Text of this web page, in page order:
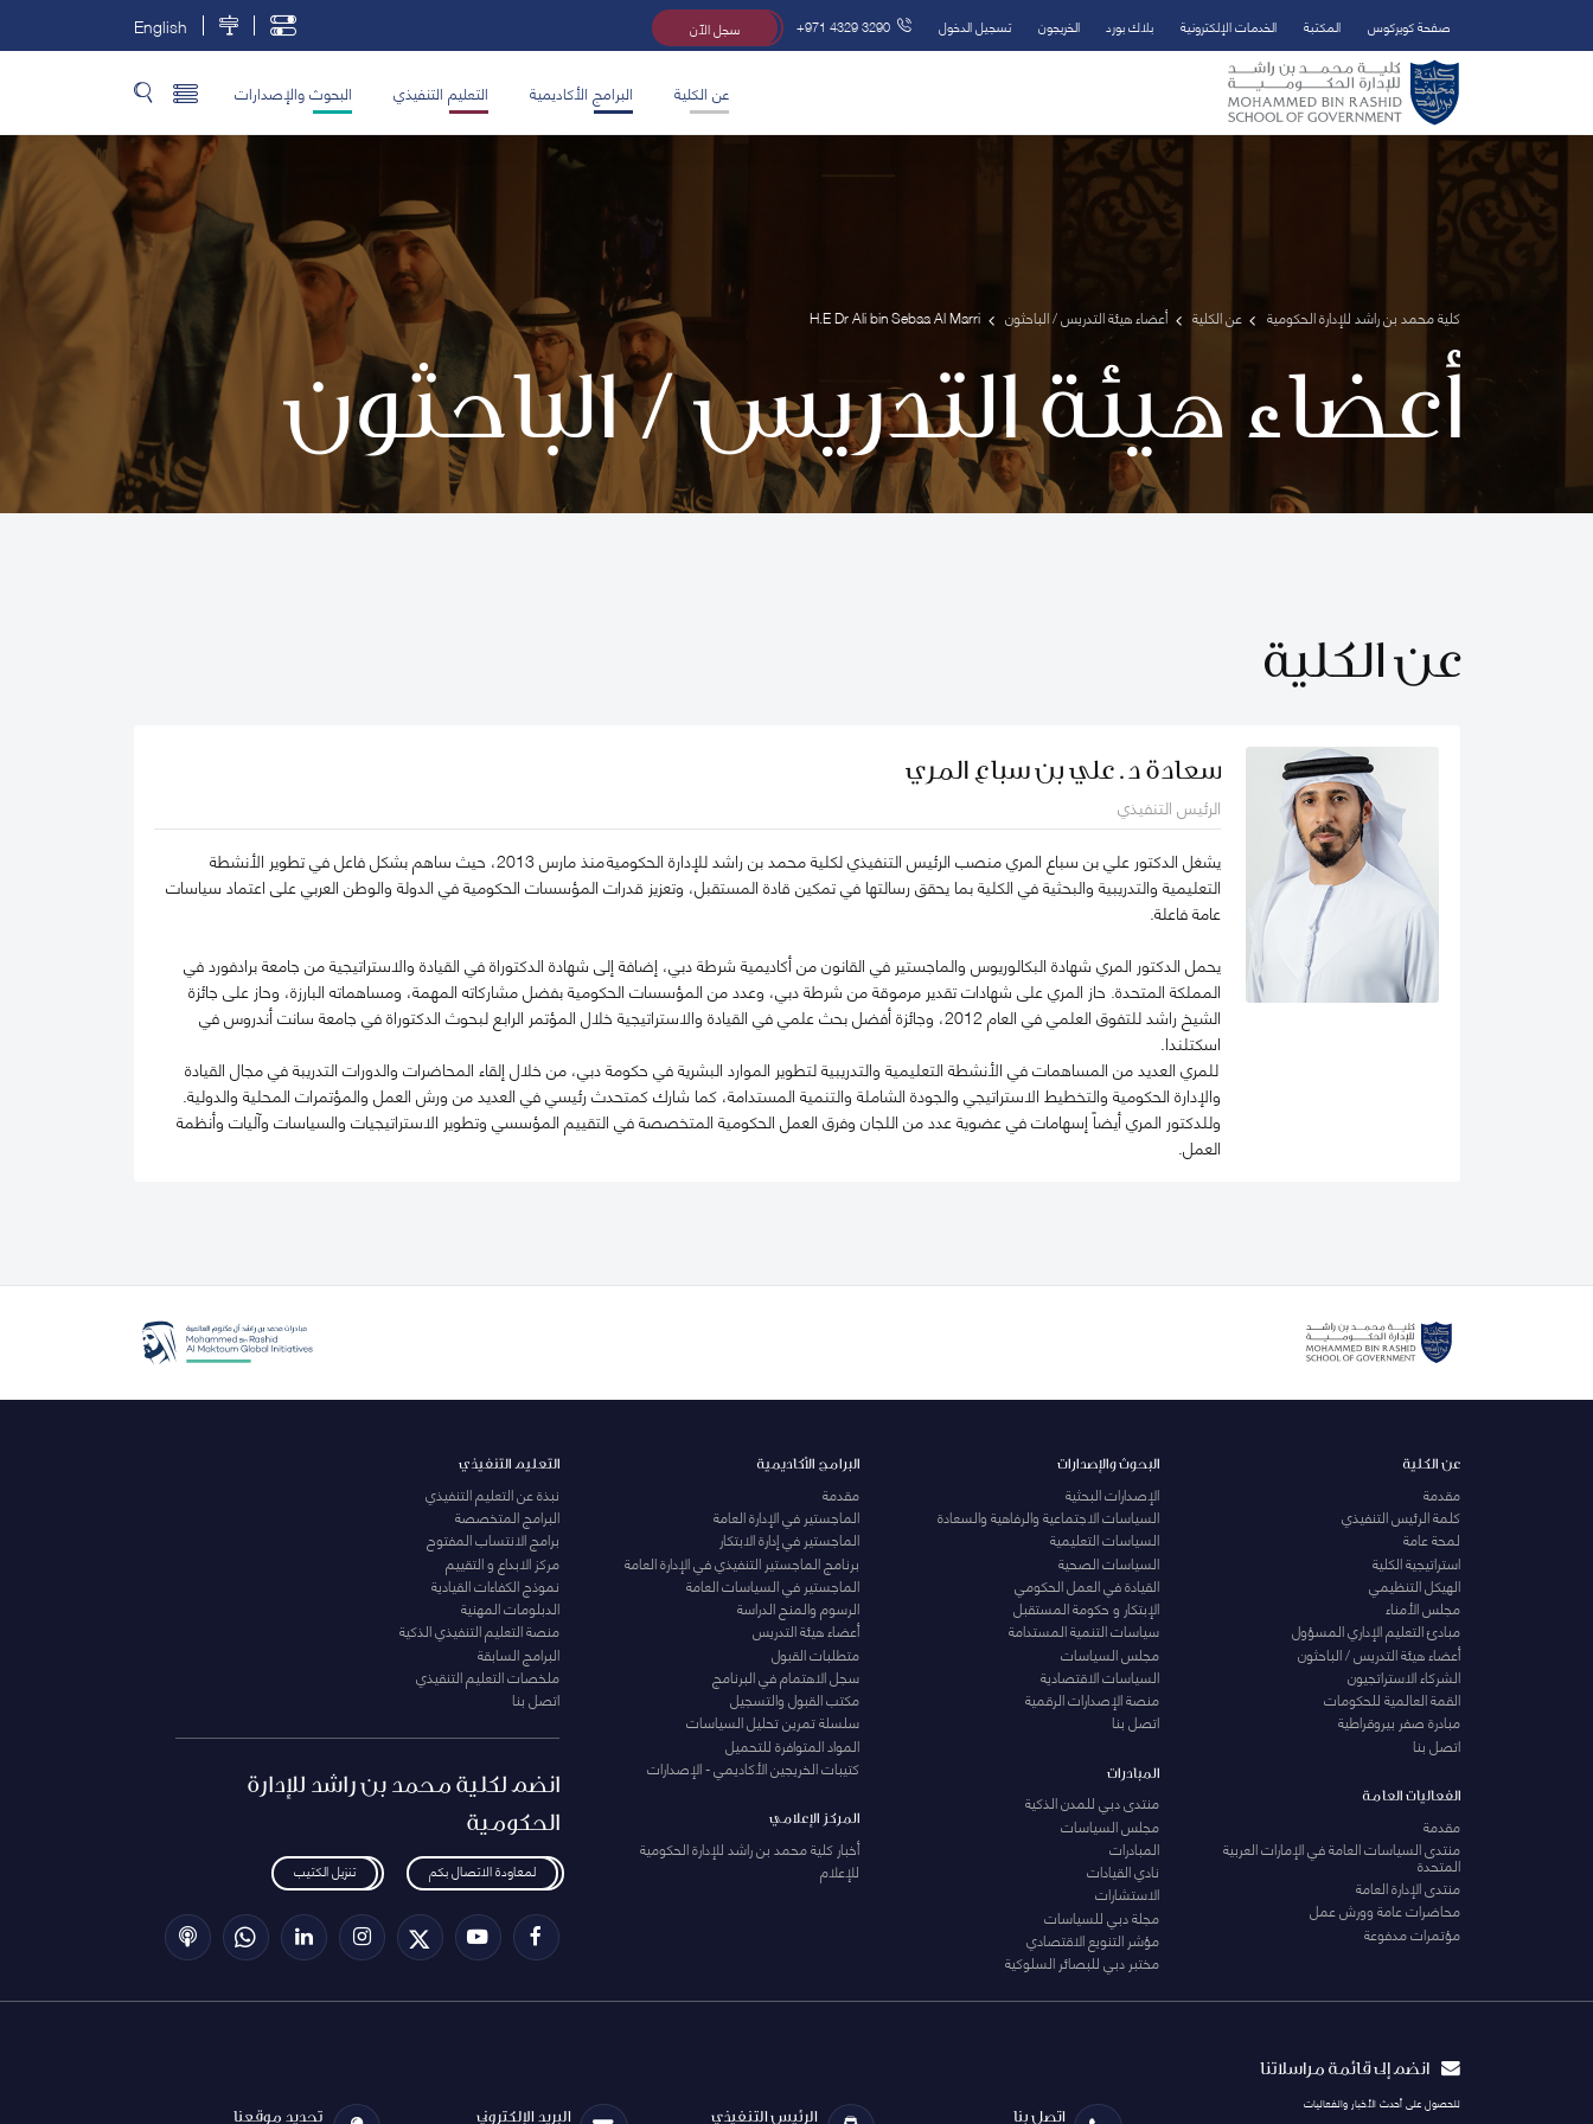
تخطي إلى المحتوى الرئيسي
فتح قائمة الوصول
صفحة كويركوس المكتبة الخدمات الإلكترونية بلاك بورد الخريجون تسجيل الدخول +971 4329 3290 سجل الآن English
عن الكلية البرامج الأكاديمية التعليم التنفيذي البحوث والإصدارات
كلية محمد بن راشد للإدارة الحكومية عن الكلية أعضاء هيئة التدريس / الباحثون H.E Dr Ali bin Sebaa Al Marri
أعضاء هيئة التدريس / الباحثون
عن الكلية
سعادة د. علي بن سباع المري
الرئيس التنفيذي
يشغل الدكتور علي بن سباع المري منصب الرئيس التنفيذي لكلية محمد بن راشد للإدارة الحكومية منذ مارس 2013، حيث ساهم بشكل فاعل في تطوير الأنشطة
التعليمية والتدريبية والبحثية في الكلية بما يحقق رسالتها في تمكين قادة المستقبل، وتعزيز قدرات المؤسسات الحكومية في الدولة والوطن العربي على اعتماد سياسات
عامة فاعلة.
يحمل الدكتور المري شهادة البكالوريوس والماجستير في القانون من أكاديمية شرطة دبي، إضافة إلى شهادة الدكتوراة في القيادة والاستراتيجية من جامعة برادفورد في
المملكة المتحدة. حاز المري على شهادات تقدير مرموقة من شرطة دبي، وعدد من المؤسسات الحكومية بفضل مشاركاته المهمة، ومساهماته البارزة، وحاز على جائزة
الشيخ راشد للتفوق العلمي في العام 2012، وجائزة أفضل بحث علمي في القيادة والاستراتيجية خلال المؤتمر الرابع لبحوث الدكتوراة في جامعة سانت أندروس في
اسكتلندا.
للمري العديد من المساهمات في الأنشطة التعليمية والتدريبية لتطوير الموارد البشرية في حكومة دبي، من خلال إلقاء المحاضرات والدورات التدريبة في مجال القيادة
والإدارة الحكومية والتخطيط الاستراتيجي والجودة الشاملة والتنمية المستدامة، كما شارك كمتحدث رئيسي في العديد من ورش العمل والمؤتمرات المحلية والدولية.
وللدكتور المري أيضاً إسهامات في عضوية عدد من اللجان وفرق العمل الحكومية المتخصصة في التقييم المؤسسي وتطوير الاستراتيجيات والسياسات وآليات وأنظمة
العمل.
عن الكلية
مقدمة
كلمة الرئيس التنفيذي
لمحة عامة
استراتيجية الكلية
الهيكل التنظيمي
مجلس الأمناء
مبادئ التعليم الإداري المسؤول
أعضاء هيئة التدريس / الباحثون
الشركاء الاستراتجيون
القمة العالمية للحكومات
مبادرة صفر بيروقراطية
اتصل بنا
الفعاليات العامة
مقدمة
منتدى السياسات العامة في الإمارات العربية
المتحدة
منتدى الإدارة العامة
محاضرات عامة وورش عمل
مؤتمرات مدفوعة
البحوث والإصدارات
الإصدارات البحثية
السياسات الاجتماعية والرفاهية والسعادة
السياسات التعليمية
السياسات الصحية
القيادة في العمل الحكومي
الإبتكار و حكومة المستقبل
سياسات التنمية المستدامة
مجلس السياسات
السياسات الاقتصادية
منصة الإصدارات الرقمية
اتصل بنا
المبادرات
منتدى دبي للمدن الذكية
مجلس السياسات
المبادرات
نادي القيادات
الاستشارات
مجلة دبي للسياسات
مؤشر التنويع الاقتصادي
مختبر دبي للبصائر السلوكية
البرامج الأكاديمية
مقدمة
الماجستير في الإدارة العامة
الماجستير في إدارة الابتكار
برنامج الماجستير التنفيذي في الإدارة العامة
الماجستير في السياسات العامة
الرسوم والمنح الدراسة
أعضاء هيئة التدريس
متطلبات القبول
سجل الاهتمام في البرنامج
مكتب القبول والتسجيل
سلسلة تمرين تحليل السياسات
المواد المتوافرة للتحميل
كتيبات الخريجين الأكاديمي - الإصدارات
المركز الإعلامي
أخبار كلية محمد بن راشد للإدارة الحكومية
للإعلام
التعليم التنفيذي
نبذة عن التعليم التنفيذي
البرامج المتخصصة
برامج الانتساب المفتوح
مركز الابداع و التقييم
نموذج الكفاءات القيادية
الدبلومات المهنية
منصة التعليم التنفيذي الذكية
البرامج السابقة
ملخصات التعليم التنقيذي
اتصل بنا
انضم لكلية محمد بن راشد للإدارة
الحكومية
لمعاودة الاتصال بكم تنزيل الكتيب
انضم إلى قائمة مراسلاتنا
للحصول على أحدث الأخبار والفعاليات
اتصل بنا الرئيس التنفيذي البريد الإلكتروني تحديد موقعنا